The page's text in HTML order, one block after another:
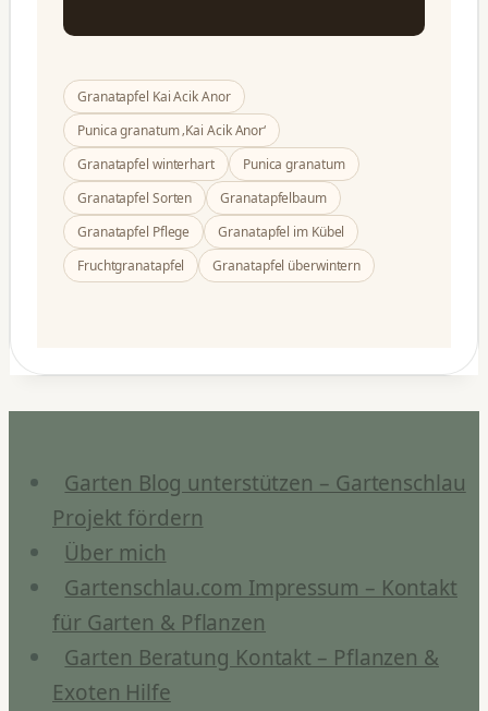
Granatapfel Kai Acik Anor
Punica granatum ‚Kai Acik Anor‘
Granatapfel winterhart
Punica granatum
Granatapfel Sorten
Granatapfelbaum
Granatapfel Pflege
Granatapfel im Kübel
Fruchtgranatapfel
Granatapfel überwintern
Garten Blog unterstützen – Gartenschlau
Projekt fördern
Über mich
Gartenschlau.com Impressum – Kontakt
für Garten & Pflanzen
Garten Beratung Kontakt – Pflanzen &
Exoten Hilfe